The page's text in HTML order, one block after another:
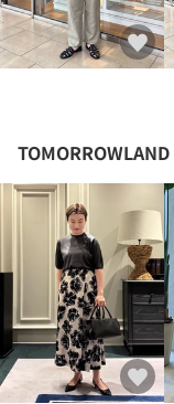
TOMORROWLAND